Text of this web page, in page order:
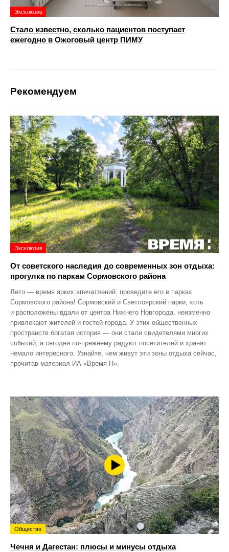
Эксклюзив
Стало известно, сколько пациентов поступает
ежегодно в Ожоговый центр ПИМУ
Рекомендуем
Эксклюзив
От советского наследия до современных зон отдыха:
прогулка по паркам Сормовского района
Лето — время ярких впечатлений: проведите его в парках
Сормовского района! Сормовский и Светлоярский парки, хоть
и расположены вдали от центра Нижнего Новгорода, неизменно
привлекают жителей и гостей города. У этих общественных
пространств богатая история — они стали свидетелями многих
событий, а сегодня по‑прежнему радуют посетителей и хранят
немало интересного. Узнайте, чем живут эти зоны отдыха сейчас,
прочитав материал ИА «Время Н».
Общество
Чечня и Дагестан: плюсы и минусы отдыха